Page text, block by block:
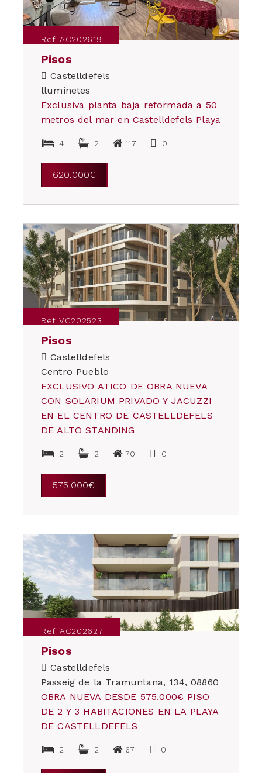
Ref. AC202619
Pisos
Castelldefels
lluminetes
Exclusiva planta baja reformada a 50
metros del mar en Castelldefels Playa
4 2 117 0
620.000€
Ref. VC202523
Pisos
Castelldefels
Centro Pueblo
EXCLUSIVO ATICO DE OBRA NUEVA
CON SOLARIUM PRIVADO Y JACUZZI
EN EL CENTRO DE CASTELLDEFELS
DE ALTO STANDING
2 2 70 0
575.000€
Ref. AC202627
Pisos
Castelldefels
Passeig de la Tramuntana, 134, 08860
OBRA NUEVA DESDE 575.000€ PISO
DE 2 Y 3 HABITACIONES EN LA PLAYA
DE CASTELLDEFELS
2 2 67 0